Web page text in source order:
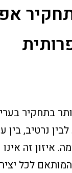
בתחקיר
לבין נרטיב, בין
איזון זה
לכל